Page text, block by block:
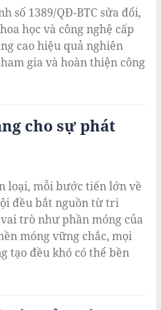
số 1389/QĐ-BTC sửa đổi,
học và công nghệ cấp
cao hiệu quả nghiên
gia và hoàn thiện công
cho sự phát
loại, mỗi bước tiến lớn về
đều bắt nguồn từ tri
trò như phần móng của
móng vững chắc, mọi
tạo đều khó có thể bền